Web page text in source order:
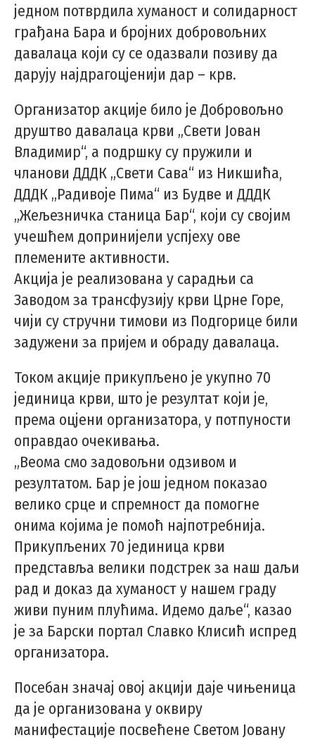
једном потврдила хуманост и солидарност
грађана Бара и бројних добровољних
давалаца који су се одазвали позиву да
дарују најдрагоцјенији дар – крв.
Организатор акције било је Добровољно
друштво давалаца крви „Свети Јован
Владимир“, а подршку су пружили и
чланови ДДДК „Свети Сава“ из Никшића,
ДДДК „Радивоје Пима“ из Будве и ДДДК
„Жељезничка станица Бар“, који су својим
учешћем допринијели успјеху ове
племените активности.
Акција је реализована у сарадњи са
Заводом за трансфузију крви Црне Горе,
чији су стручни тимови из Подгорице били
задужени за пријем и обраду давалаца.
Током акције прикупљено је укупно 70
јединица крви, што је резултат који је,
према оцјени организатора, у потпуности
оправдао очекивања.
„Веома смо задовољни одзивом и
резултатом. Бар је још једном показао
велико срце и спремност да помогне
онима којима је помоћ најпотребнија.
Прикупљених 70 јединица крви
представља велики подстрек за наш даљи
рад и доказ да хуманост у нашем граду
живи пуним плућима. Идемо даље“, казао
је за Барски портал Славко Клисић испред
организатора.
Посебан значај овој акцији даје чињеница
да је организована у оквиру
манифестације посвећене Светом Јовану